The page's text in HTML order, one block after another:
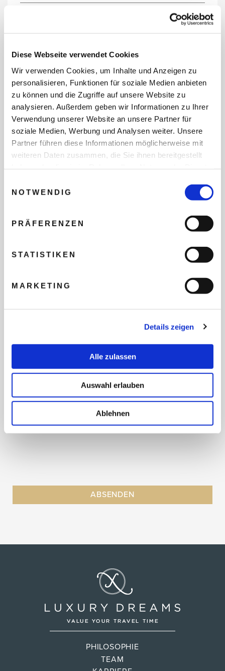
Diese Webseite verwendet Cookies
Wir verwenden Cookies, um Inhalte und Anzeigen zu
personalisieren, Funktionen für soziale Medien anbieten
zu können und die Zugriffe auf unsere Website zu
analysieren. Außerdem geben wir Informationen zu Ihrer
Verwendung unserer Website an unsere Partner für
soziale Medien, Werbung und Analysen weiter. Unsere
Partner führen diese Informationen möglicherweise mit
weiteren Daten zusammen, die Sie ihnen bereitgestellt
NOTWENDIG
PRÄFERENZEN
STATISTIKEN
MARKETING
Details zeigen
Alle zulassen
Auswahl erlauben
Ablehnen
REISEZEITRAUM
ANZAHL ERWACHSENE
TEILNEHMER
FLUG GEWÜNSCHT
PRÄFERIERTER ABFLUGHAFEN
FRAGEN UND WÜNSCHE
PHILOSOPHIE
TEAM